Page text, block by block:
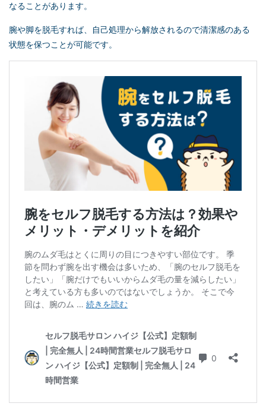
なることがあります。
腕や脚を脱毛すれば、自己処理から解放されるので清潔感のある
状態を保つことが可能です。